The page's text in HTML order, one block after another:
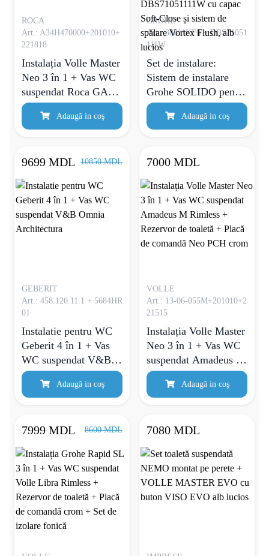
ROCA
Art.: A34H470000+201010+
221818
Instalația Volle Master
Neo 3 în 1 + Vas WC
suspendat Roca GAP
Rimless + Rezervor de
toaletă + Placă de
fonică
Adaugă in coş
GROHE
Art.: 38811KF0 + DBS71051
111W
Set de instalare:
Sistem de instalare
Grohe SOLIDO pentru
vasul de toaletă
suspendat 3 in1
Devit Balance Square
DBS71051111W cu
capac Soft-Close și
sistem de spălare
Vortex Flush, alb
lucios
Adaugă in coş
9699 MDL 10850 MDL
GEBERIT
Art.: 458.120.11.1 + 5684HR
01
Instalatie pentru WC
Geberit 4 în 1 + Vas
WC suspendat V&B
Omnia Architectura
Adaugă in coş
7000 MDL
VOLLE
Art.: 13-06-055M+201010+2
21515
Instalația Volle Master
Neo 3 în 1 + Vas WC
suspendat Amadeus М
Rimless + Rezervor de
toaletă + Placă de
Adaugă in coş
7999 MDL 8600 MDL 7080 MDL